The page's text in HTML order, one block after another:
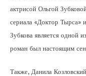
актрисой Ольгой
сериала «Доктор Тырса»
Зубкова является одной
роман был настоящим
Также, Данила